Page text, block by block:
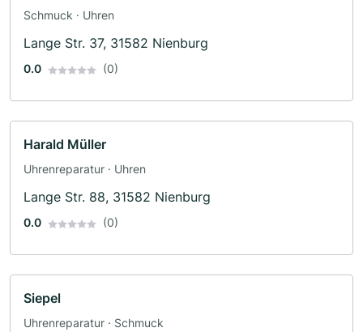
Schmuck · Uhren
Lange Str. 37, 31582 Nienburg
0.0 (0)
Harald Müller
Uhrenreparatur · Uhren
Lange Str. 88, 31582 Nienburg
0.0 (0)
Siepel
Uhrenreparatur · Schmuck